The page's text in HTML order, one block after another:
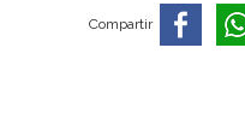
Compartir